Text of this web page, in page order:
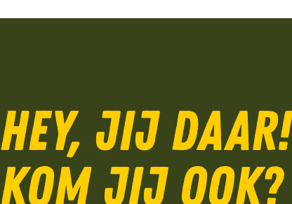
Hey, jij daar!
Kom jij ook?